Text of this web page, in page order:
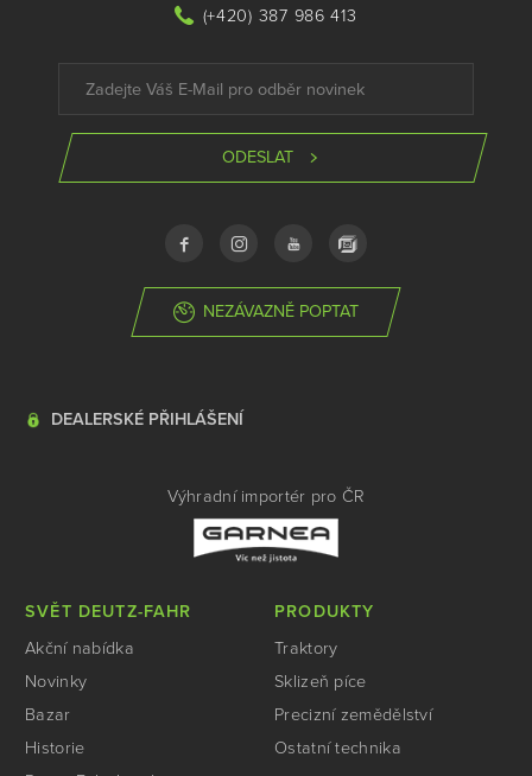
(+420) 387 986 413
ODESLAT
NEZÁVAZNĚ POPTAT
DEALERSKÉ PŘIHLÁŠENÍ
Výhradní importér pro ČR
SVĚT DEUTZ-FAHR
Akční nabídka
Novinky
Bazar
Historie
PRODUKTY
Traktory
Sklizeň píce
Precizní zemědělství
Ostatní technika